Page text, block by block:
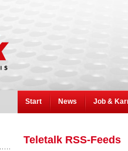
Start News Job &
Teletalk RSS-Feeds